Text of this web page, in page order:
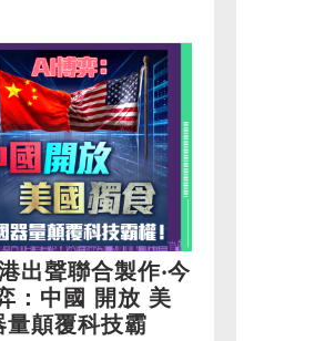
出聲聯合製作‧今
：中國 開放 美
量顛覆科技霸